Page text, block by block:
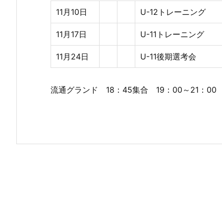
11月10日 U-12トレーニング
11月17日 U-11トレーニング
11月24日 U-11後期選考会
流通グランド 18：45集合 19：00～21：00